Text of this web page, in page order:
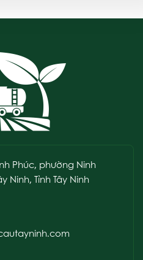
Phúc, phường Ninh
Ninh, Tỉnh Tây Ninh